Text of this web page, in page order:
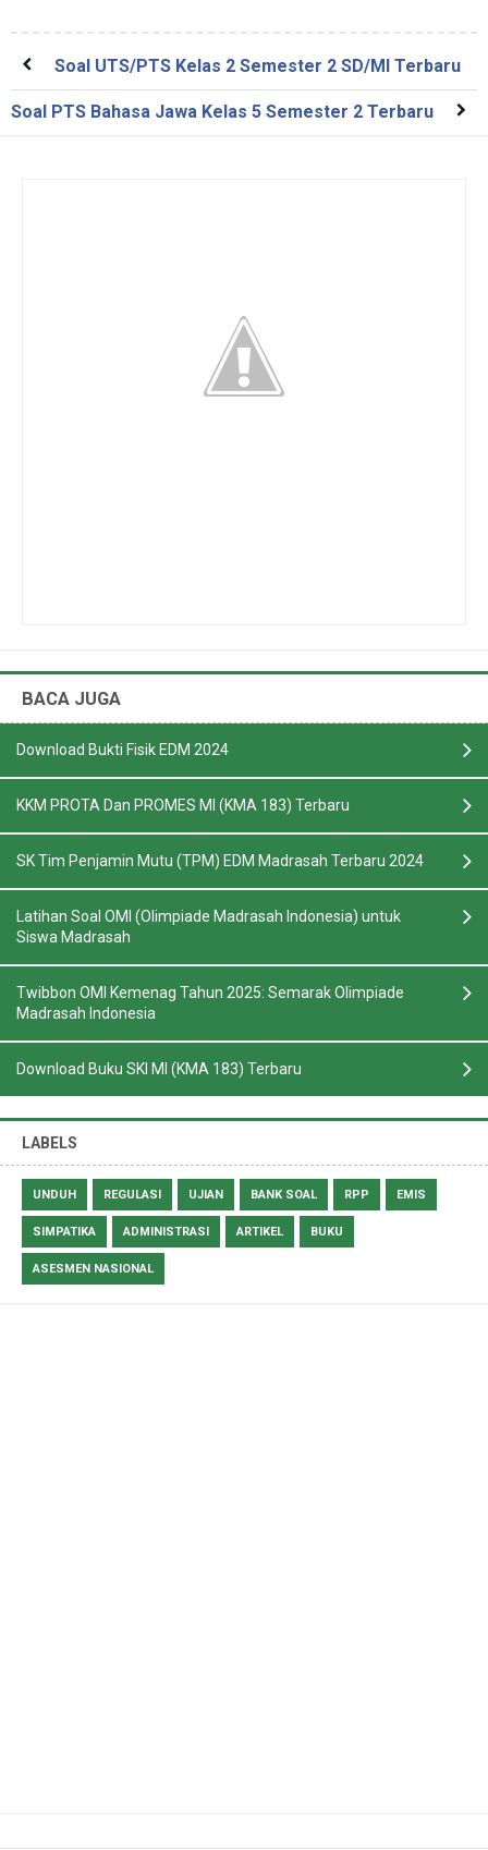
Soal UTS/PTS Kelas 2 Semester 2 SD/MI Terbaru
Soal PTS Bahasa Jawa Kelas 5 Semester 2 Terbaru
BACA JUGA
Download Bukti Fisik EDM 2024
KKM PROTA Dan PROMES MI (KMA 183) Terbaru
SK Tim Penjamin Mutu (TPM) EDM Madrasah Terbaru 2024
Latihan Soal OMI (Olimpiade Madrasah Indonesia) untuk
Siswa Madrasah
Twibbon OMI Kemenag Tahun 2025: Semarak Olimpiade
Madrasah Indonesia
Download Buku SKI MI (KMA 183) Terbaru
LABELS
UNDUH REGULASI UJIAN BANK SOAL RPP EMIS
SIMPATIKA ADMINISTRASI ARTIKEL BUKU
ASESMEN NASIONAL